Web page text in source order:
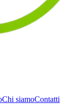
Chi siamoContatti